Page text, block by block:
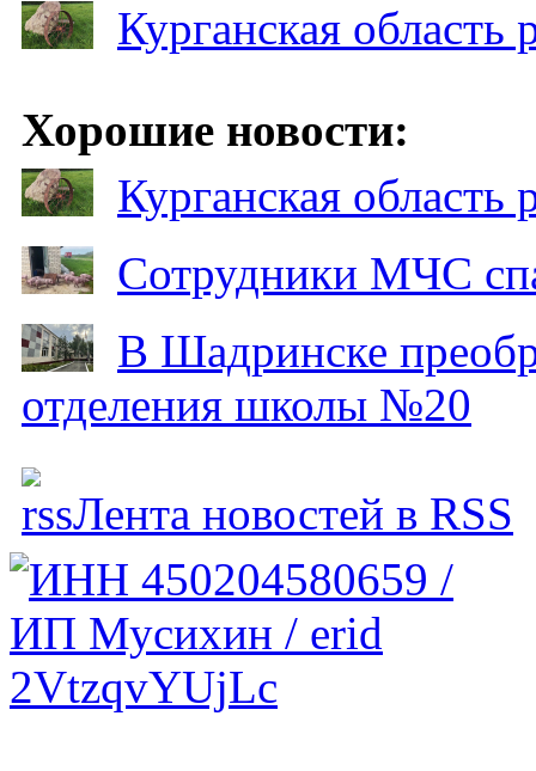
Курганская
Хорошие новости:
Курганская
Сотрудники МЧС
В Шадринске
отделения школы №20
Лента новостей в RSS